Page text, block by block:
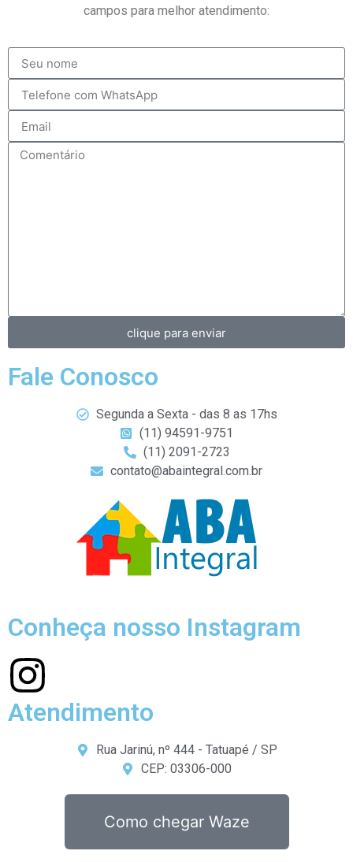
campos para melhor atendimento:
clique para enviar
Fale Conosco
Segunda a Sexta - das 8 as 17hs
(11) 94591-9751
(11) 2091-2723
contato@abaintegral.com.br
Conheça nosso Instagram
Atendimento
Rua Jarinú, nº 444 - Tatuapé / SP
CEP: 03306-000
Como chegar Waze